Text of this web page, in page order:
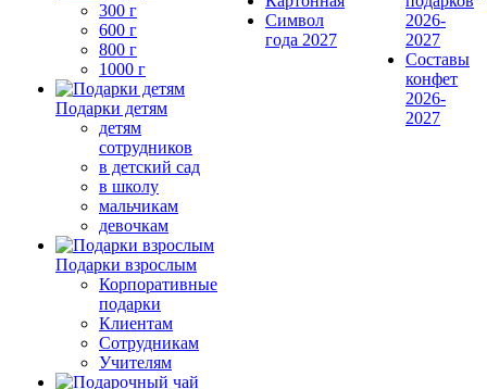
300 г
600 г
800 г
1000 г
Подарки детям
детям
сотрудников
в детский сад
в школу
мальчикам
девочкам
Подарки взрослым
Корпоративные
подарки
Клиентам
Сотрудникам
Учителям
Символ
года 2027
2026-
2027
Составы
конфет
2026-
2027